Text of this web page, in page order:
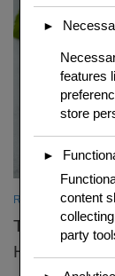
REZEPTIDEEN/
Tom Kha
Haenchen
►
features
store
►
content
party